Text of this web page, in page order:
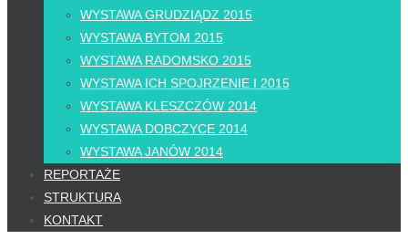
WYSTAWA GRUDZIĄDZ 2015
WYSTAWA BYTOM 2015
WYSTAWA RADOMSKO 2015
WYSTAWA ICH SPOJRZENIE I 2015
WYSTAWA KLESZCZÓW 2014
WYSTAWA DOBCZYCE 2014
WYSTAWA JANÓW 2014
REPORTAŻE
STRUKTURA
KONTAKT